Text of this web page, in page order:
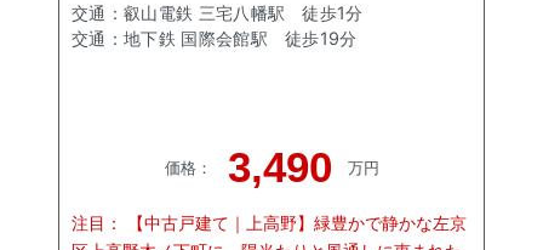
交通： 叡山電鉄 三宅八幡駅 徒歩1分
交通： 地下鉄 国際会館駅 徒歩19分
価格： 3,490 万円
注目：
【中古戸建て｜上高野】緑豊かで静かな左京